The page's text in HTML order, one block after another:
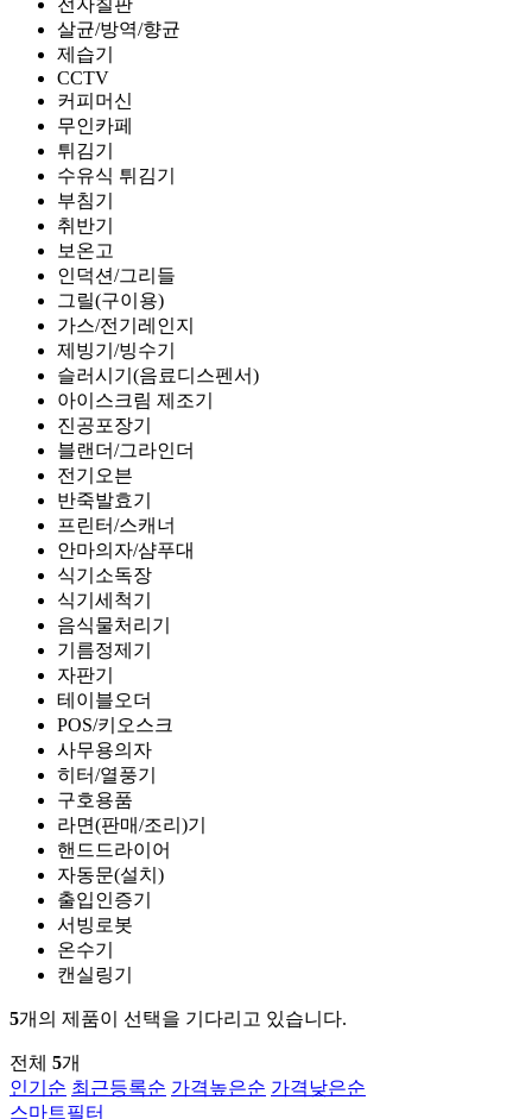
살균/방역/향균
제습기
CCTV
커피머신
무인카페
튀김기
수유식 튀김기
부침기
취반기
보온고
인덕션/그리들
그릴(구이용)
가스/전기레인지
제빙기/빙수기
슬러시기(음료디스펜서)
아이스크림 제조기
진공포장기
블랜더/그라인더
전기오븐
반죽발효기
프린터/스캐너
안마의자/샴푸대
식기소독장
식기세척기
음식물처리기
기름정제기
자판기
테이블오더
POS/키오스크
사무용의자
히터/열풍기
구호용품
라면(판매/조리)기
핸드드라이어
자동문(설치)
출입인증기
서빙로봇
온수기
캔실링기
5개의 제품이 선택을 기다리고 있습니다.
전체 5개
인기순 최근등록순 가격높은순 가격낮은순
스마트필터